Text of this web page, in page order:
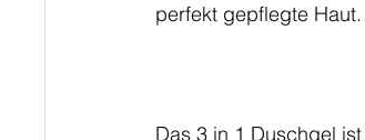
perfekt gepflegte Haut.
Das 3 in 1 Duschgel